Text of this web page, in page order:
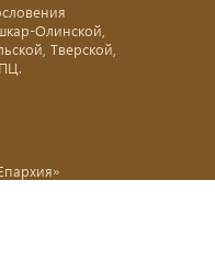
Олинской,
Тверской,